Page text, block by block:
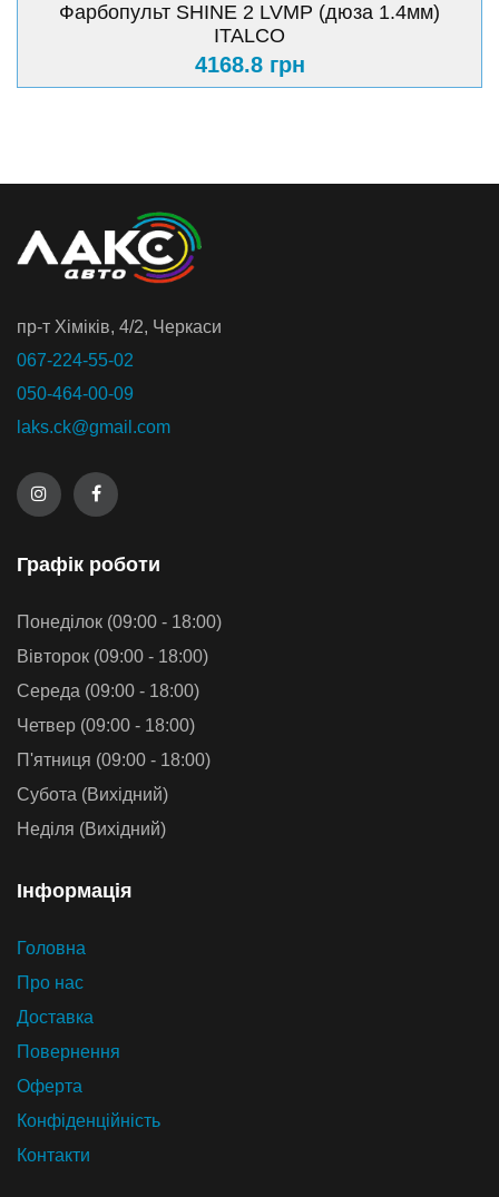
Фарбопульт SHINE 2 LVMP (дюза 1.4мм)
ITALCO
4168.8 грн
пр-т Хiмiкiв, 4/2, Черкаси
067-224-55-02
050-464-00-09
laks.ck@gmail.com
Графiк роботи
Понеділок (09:00 - 18:00)
Вівторок (09:00 - 18:00)
Середа (09:00 - 18:00)
Четвер (09:00 - 18:00)
П'ятниця (09:00 - 18:00)
Субота (Вихідний)
Неділя (Вихідний)
Iнформацiя
Головна
Про нас
Доставка
Повернення
Оферта
Конфіденційність
Контакти